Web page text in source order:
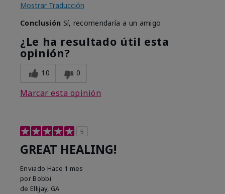
Mostrar Traducción
Conclusión Sí, recomendaría a un amigo
¿Le ha resultado útil esta
opinión?
10 0
Marcar esta opinión
5
GREAT HEALING!
Enviado Hace 1 mes
por Bobbi
de Ellijay, GA